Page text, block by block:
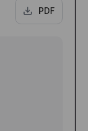
PDF